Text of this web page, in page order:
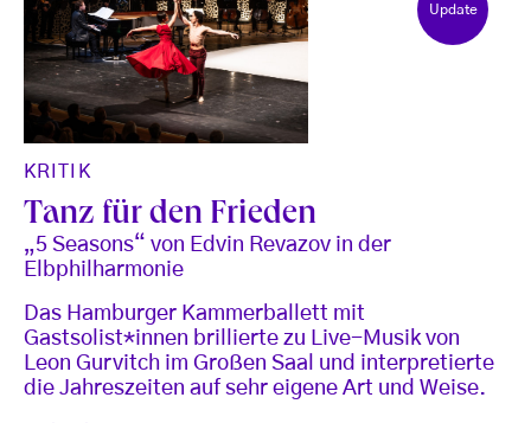
Update
KRITIK
Tanz für den Frieden
„5 Seasons“ von Edvin Revazov in der
Elbphilharmonie
Das Hamburger Kammerballett mit
Gastsolist*innen brillierte zu Live-Musik von
Leon Gurvitch im Großen Saal und interpretierte
die Jahreszeiten auf sehr eigene Art und Weise.